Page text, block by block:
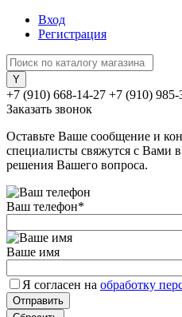
Вход
Регистрация
+7 (910) 668-14-27 +7 (910) 985-
Заказать звонок
Оставьте Ваше сообщение и
специалисты свяжутся с Вами
решения Вашего вопроса.
Ваш телефон*
Ваше имя
Я согласен на обработку